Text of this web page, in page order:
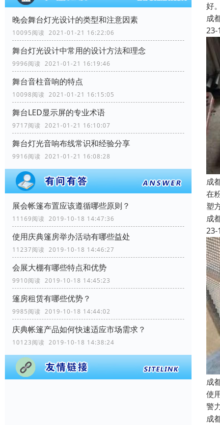
晚会舞台灯光设计的类型和注意因素
10095阅读 2021-01-21 16:22:06
舞台灯光设计中常用的设计方法和理念
9996阅读 2021-01-21 16:19:46
舞台音柱音响的特点
10098阅读 2021-01-21 16:15:05
舞台LED显示屏的专业术语
9717阅读 2021-01-21 16:10:07
舞台灯光音响布线常识和经验分享
9916阅读 2021-01-21 16:08:28
展会帐篷布置应该遵循哪些原则？
11169阅读 2019-10-18 14:47:36
使用庆典篷房举办活动有哪些益处
11237阅读 2019-10-18 14:46:27
会展大棚有哪些特点和优势
9910阅读 2019-10-18 14:45:23
篷房租赁有哪些优势？
9985阅读 2019-10-18 14:44:02
庆典帐篷产品如何快速适应市场需求？
10123阅读 2019-10-18 14:38:24
好
成
23-
成
在
塑
成
23-
成
使
警
成